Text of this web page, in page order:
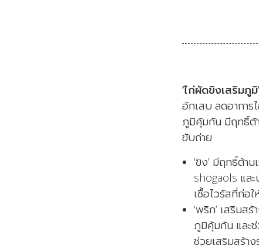
‘ไก่ผัดขิงเสริมภูมิ’
อักเสบ ลดอาการ
ภูมิคุ้มกัน มีฤทธิ์ต้า
ขับถ่าย
‘ขิง’ มีฤทธิ์ต้า
shogaols แล
เชื้อไวรัสที่ก่อ
‘พริก’ เสริมส
ภูมิคุ้มกัน และ
ช่วยเสริมสร้า